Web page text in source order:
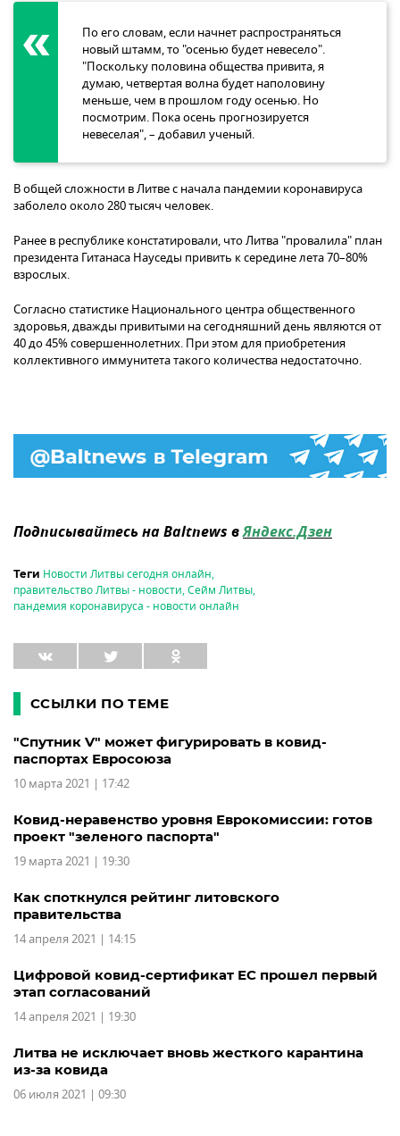
По его словам, если начнет распространяться
новый штамм, то "осенью будет невесело".
"Поскольку половина общества привита, я
думаю, четвертая волна будет наполовину
меньше, чем в прошлом году осенью. Но
посмотрим. Пока осень прогнозируется
невеселая", – добавил ученый.
В общей сложности в Литве с начала пандемии коронавируса
заболело около 280 тысяч человек.
Ранее в республике констатировали, что Литва "провалила" план
президента Гитанаса Науседы привить к середине лета 70–80%
взрослых.
Согласно статистике Национального центра общественного
здоровья, дважды привитыми на сегодняшний день являются от
40 до 45% совершеннолетних. При этом для приобретения
коллективного иммунитета такого количества недостаточно.
Подписывайтесь на Baltnews вЯндекс.Дзен
Теги Новости Литвы сегодня онлайн,
правительство Литвы - новости,Сейм Литвы,
пандемия коронавируса - новости онлайн
ССЫЛКИ ПО ТЕМЕ
"Спутник V" может фигурировать в ковид-
паспортах Евросоюза
10 марта 2021 | 17:42
Ковид-неравенство уровня Еврокомиссии: готов
проект "зеленого паспорта"
19 марта 2021 | 19:30
Как споткнулся рейтинг литовского
правительства
14 апреля 2021 | 14:15
Цифровой ковид-сертификат ЕС прошел первый
этап согласований
14 апреля 2021 | 19:30
Литва не исключает вновь жесткого карантина
из-за ковида
06 июля 2021 | 09:30